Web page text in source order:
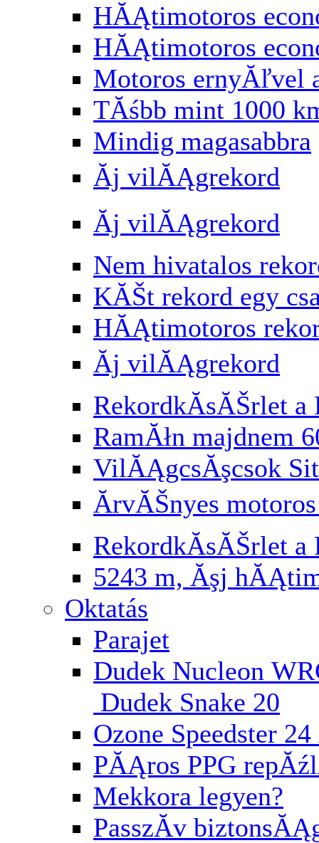
HĂĄtimotoros
HĂĄtimotoros
Motoros ernyĂľvel
TĂśbb mint 1000
Mindig magasabbra
Ăj vilĂĄgrekord
Ăj vilĂĄgrekord
Nem hivatalos
KĂŠt rekord egy
HĂĄtimotoros
Ăj vilĂĄgrekord
RekordkĂ­sĂŠrlet
RamĂłn majdnem
VilĂĄgcsĂşcsok
ĂrvĂŠnyes
RekordkĂ­sĂŠrlet
5243 m, Ăşj
Oktatás
Parajet
Dudek Nucleon
Dudek Snake 20
Ozone Speedster
PĂĄros PPG
Mekkora legyen?
PasszĂ­v